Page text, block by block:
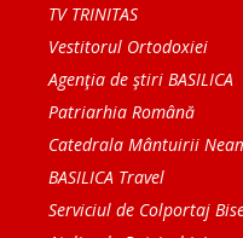
TV TRINITAS
Vestitorul Ortodoxiei
Agenţia de ştiri BASILICA
Patriarhia Română
Catedrala Mântuirii
BASILICA Travel
Serviciul de Colportaj